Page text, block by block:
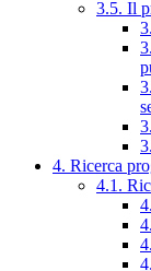
3.5. Il
4. Ricerca
4.1.